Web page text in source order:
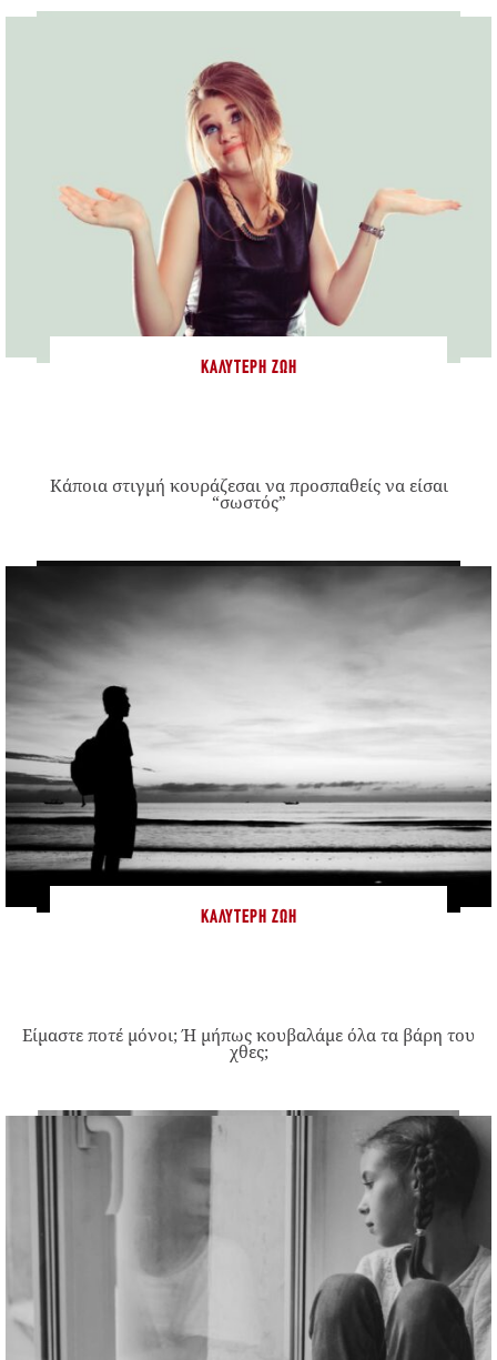
ΚΑΛΎΤΕΡΗ ΖΩΉ
Κάποια στιγμή κουράζεσαι να προσπαθείς να είσαι
“σωστός”
ΚΑΛΎΤΕΡΗ ΖΩΉ
Είμαστε ποτέ μόνοι; Ή μήπως κουβαλάμε όλα τα βάρη του
χθες;